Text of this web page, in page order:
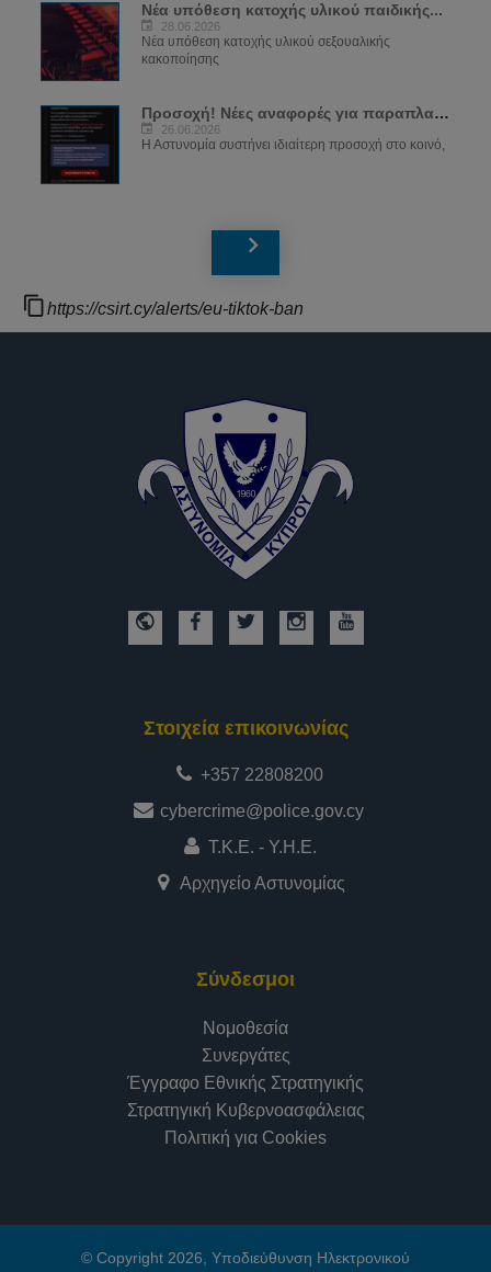
Νέα υπόθεση κατοχής υλικού παιδικής...
28.06.2026
Νέα υπόθεση κατοχής υλικού σεξουαλικής
κακοποίησης
Προσοχή! Νέες αναφορές για παραπλανητικά...
26.06.2026
Η Αστυνομία συστήνει ιδιαίτερη προσοχή στο κοινό,
https://csirt.cy/alerts/eu-tiktok-ban
Στοιχεία επικοινωνίας
+357 22808200
cybercrime@police.gov.cy
Τ.Κ.Ε. - Υ.Η.Ε.
Αρχηγείο Αστυνομίας
Σύνδεσμοι
Νομοθεσία
Συνεργάτες
Έγγραφο Εθνικής Στρατηγικής
Στρατηγική Κυβερνοασφάλειας
Πολιτική για Cookies
© Copyright 2026, Υποδιεύθυνση Ηλεκτρονικού